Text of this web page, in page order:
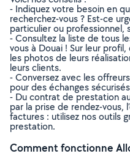
- Indiquez votre besoin en
recherchez-vous ? Est-ce
particulier ou professionnel,
- Consultez la liste de tous
vous à Douai ! Sur leur
les photos de leurs
leurs clients.
- Conversez avec les
pour des échanges
- Du contrat de prestation
par la prise de rendez-vous,
factures : utilisez nos outils
prestation.
Comment fonctionne